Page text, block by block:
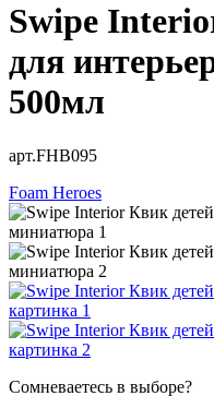
Swipe
для
500мл
арт.FHB095
Foam Heroes
Сомневаетесь в выборе?